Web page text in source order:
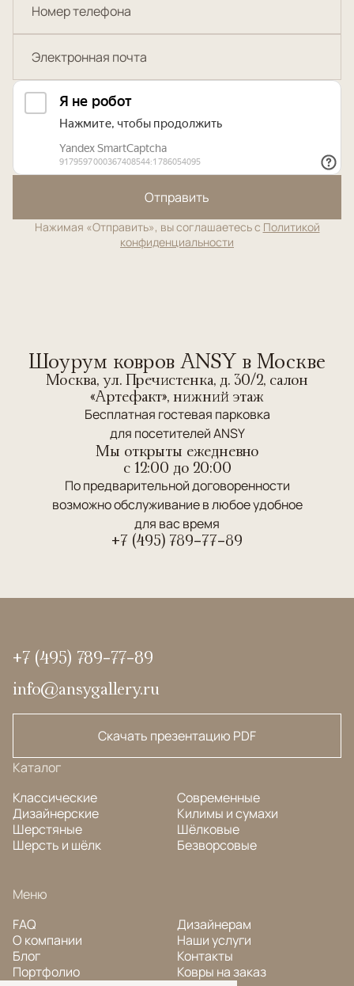
Отправить
Нажимая «Отправить», вы соглашаетесь с Политикой
конфиденциальности
Шоурум ковров ANSY в Москве
Москва, ул. Пречистенка, д. 30/2, салон
«Артефакт», нижний этаж
Бесплатная гостевая парковка
для посетителей ANSY
Мы открыты ежедневно
c 12:00 до 20:00
По предварительной договоренности
возможно обслуживание в любое удобное
для вас время
+7 (495) 789-77-89
+7 (495) 789-77-89
info@ansygallery.ru
Скачать презентацию PDF
Каталог
Классические
Дизайнерские
Шерстяные
Шерсть и шёлк
Современные
Килимы и сумахи
Шёлковые
Безворсовые
Меню
FAQ
О компании
Блог
Портфолио
Дизайнерам
Наши услуги
Контакты
Ковры на заказ